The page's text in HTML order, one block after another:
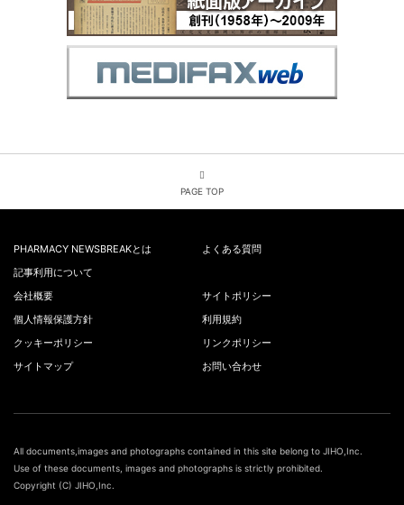
PAGE TOP
PHARMACY NEWSBREAKとは
よくある質問
記事利用について
会社概要
サイトポリシー
個人情報保護方針
利用規約
クッキーポリシー
リンクポリシー
サイトマップ
お問い合わせ
All documents,images and photographs contained in this site belong to JIHO,Inc.
Use of these documents, images and photographs is strictly prohibited.
Copyright (C) JIHO,Inc.